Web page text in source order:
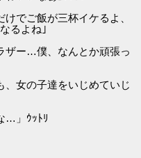
でご飯が三杯イケるよ、
るよね｣
ー…僕、なんとか頑張っ
、女の子達をいじめていじ
…」ｳｯﾄﾘ